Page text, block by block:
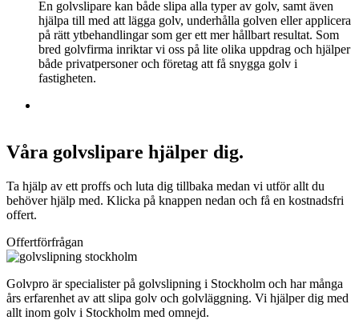
En golvslipare kan både slipa alla typer av golv, samt även
hjälpa till med att lägga golv, underhålla golven eller applicera
på rätt ytbehandlingar som ger ett mer hållbart resultat. Som
bred golvfirma inriktar vi oss på lite olika uppdrag och hjälper
både privatpersoner och företag att få snygga golv i
fastigheten.
Våra golvslipare hjälper dig.
Ta hjälp av ett proffs och luta dig tillbaka medan vi utför allt du
behöver hjälp med. Klicka på knappen nedan och få en kostnadsfri
offert.
Offertförfrågan
Golvpro är specialister på golvslipning i Stockholm och har många
års erfarenhet av att slipa golv och golvläggning. Vi hjälper dig med
allt inom golv i Stockholm med omnejd.